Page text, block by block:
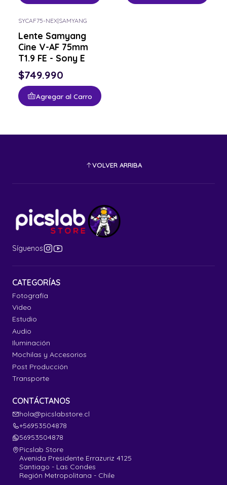
SYCAF75-NEX|SAMYANG
Lente Samyang
Cine V-AF 75mm
T1.9 FE - Sony E
$749.990
Agregar al Carro
VOLVER ARRIBA
Síguenos
CATEGORÍAS
Fotografía
Video
Estudio
Audio
Iluminación
Mochilas y Accesorios
Post Producción
Transporte
CONTÁCTANOS
hola@picslabstore.cl
+56953504878
56953504878
Picslab Store
Avenida Presidente Errazuriz 4125
Santiago - Las Condes
Región Metropolitana - Chile